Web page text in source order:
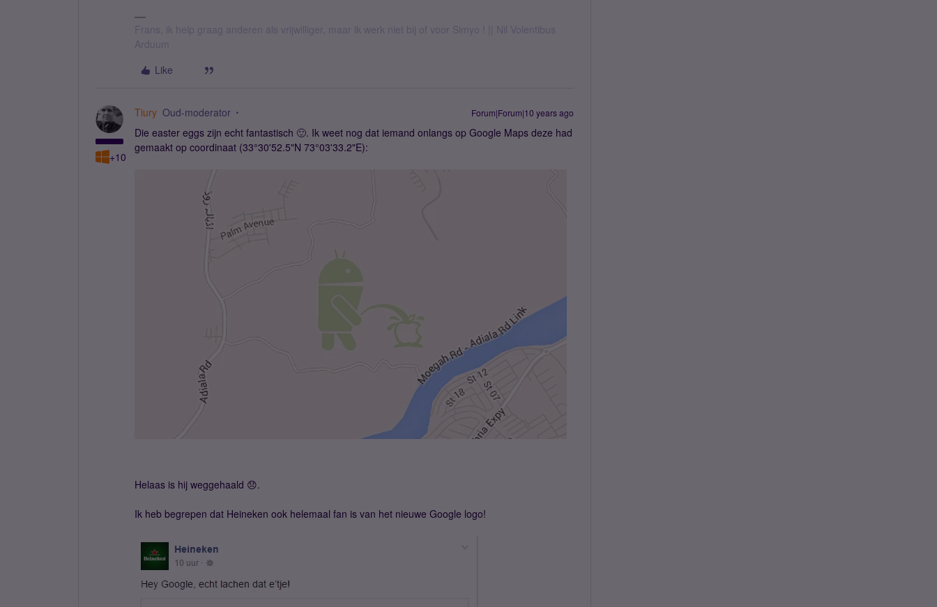
Frans, ik help graag anderen als vrijwilliger, maar ik werk niet bij of voor Simyo ! || Nil Volentibus
Arduum
Like
+10
Tiury Oud-moderator Forum|Forum|10 years ago
Die easter eggs zijn echt fantastisch 🙂. Ik weet nog dat iemand onlangs op Google Maps deze had
gemaakt op coordinaat (33°30'52.5"N 73°03'33.2"E):
Helaas is hij weggehaald 😞.
Ik heb begrepen dat Heineken ook helemaal fan is van het nieuwe Google logo!